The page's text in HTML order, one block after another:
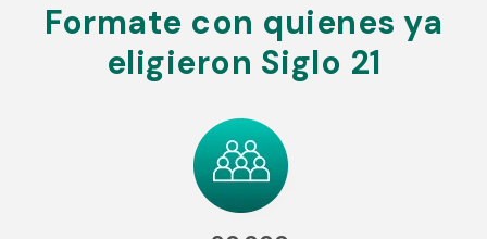
Formate con quienes ya
eligieron Siglo 21